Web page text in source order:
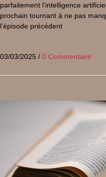
parfaitement l’intelligence
prochain tournant à ne pas
l’épisode précédent
03/03/2025 / 0 Commentaire